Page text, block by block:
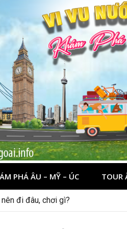
PHÁ ÂU – MỸ – ÚC TOUR
đi đâu, chơi gì?